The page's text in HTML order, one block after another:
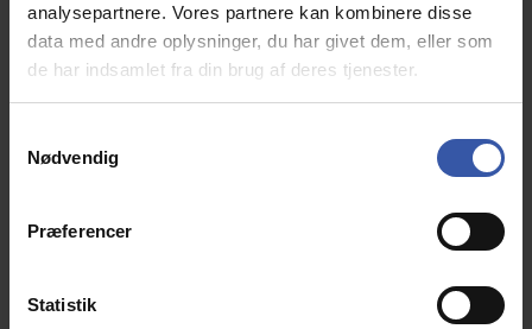
analysepartnere. Vores partnere kan kombinere disse
data med andre oplysninger, du har givet dem, eller som
de har indsamlet fra din brug af deres tjenester.
Nødvendig
Præferencer
Statistik